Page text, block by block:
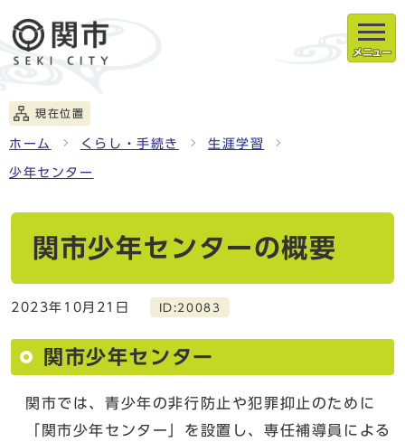
メニュー
現在位置
ホーム くらし・手続き 生涯学習
少年センター
関市少年センターの概要
2023年10月21日 ID:20083
関市少年センター
関市では、青少年の非行防止や犯罪抑止のために
「関市少年センター」を設置し、専任補導員による